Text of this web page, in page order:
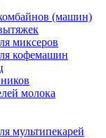
(машин)
миксеров
кофемашин
молока
мультипекарей